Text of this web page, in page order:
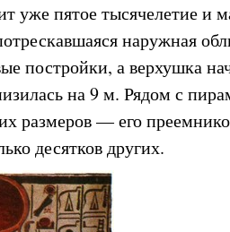
уже пятое тысячелетие и
наружная
постройки, а верхушка
на 9 м. Рядом с
размеров — его
десятков других.